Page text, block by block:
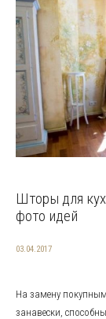
Шторы для
фото идей
03.04.2017
На замену
занавески,